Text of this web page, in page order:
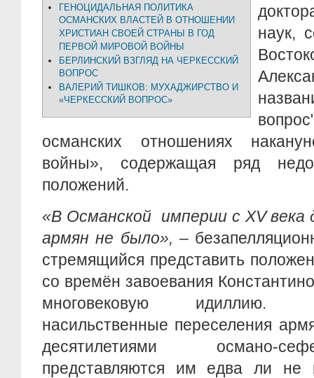
ГЕНОЦИДАЛЬНАЯ ПОЛИТИКА
ОСМАНСКИХ ВЛАСТЕЙ В ОТНОШЕНИИ
ХРИСТИАН СВОЕЙ СТРАНЫ В ГОД
ПЕРВОЙ МИРОВОЙ ВОЙНЫ
БЕРЛИНСКИЙ ВЗГЛЯД НА ЧЕРКЕССКИЙ
ВОПРОС
ВАЛЕРИЙ ТИШКОВ: МУХАДЖИРСТВО И
«ЧЕРКЕССКИЙ ВОПРОС»
наук,
османских отношениях
войны», содержащая ряд
положений.
«В Османской империи с XV века
армян не было», –
стремящийся представить
со времён завоевания
многовековую идиллию.
насильственные переселения
десятилетиями османо-
представляются им едва ли не